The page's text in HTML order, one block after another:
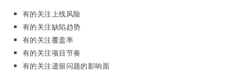
有的关注上线风险
有的关注缺陷趋势
有的关注覆盖率
有的关注项目节奏
有的关注遗留问题的影响面